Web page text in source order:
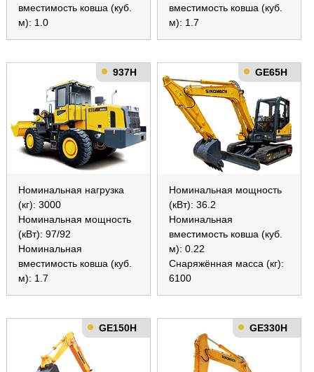
вместимость ковша (куб.
м): 1.0
вместимость ковша (куб.
м): 1.7
937H
Номинальная нагрузка
(кг): 3000
Номинальная мощность
(кВт): 97/92
Номинальная
вместимость ковша (куб.
м): 1.7
GE65H
Номинальная мощность
(кВт): 36.2
Номинальная
вместимость ковша (куб.
м): 0.22
Снаряжённая масса (кг):
6100
GE150H GE330H